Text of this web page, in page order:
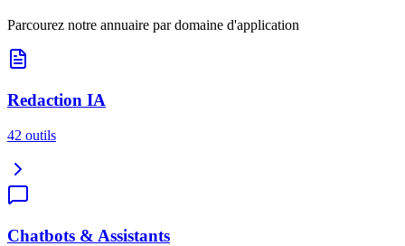
Parcourez notre annuaire par domaine d'application
Redaction IA
42 outils
Chatbots & Assistants